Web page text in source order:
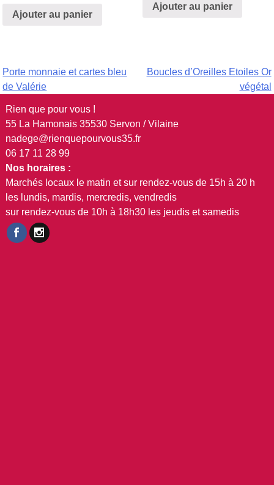
Ajouter au panier
Ajouter au panier
Navigation
de
l’article
Porte monnaie et cartes bleu
de Valérie
Boucles d’Oreilles Etoiles Or
végétal
Rien que pour vous !
55 La Hamonais 35530 Servon / Vilaine
nadege@rienquepourvous35.fr
06 17 11 28 99
Nos horaires :
Marchés locaux le matin et sur rendez-vous de 15h à 20 h
les lundis, mardis, mercredis, vendredis
sur rendez-vous de 10h à 18h30 les jeudis et samedis